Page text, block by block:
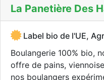
La Panetière Des
Label bio de l'UE,
Boulangerie 100% bio,
offre de pains,
nos boulangers